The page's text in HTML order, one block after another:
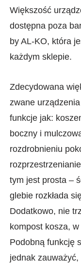
Większość
dostępna poza
by AL-KO, która
każdym sklepie.
Zdecydowana
zwane
funkcje jak:
boczny i
rozdrobnieniu
tym jest prosta –
glebie rozkłada
Dodatkowo, nie
kompost kosza,
Podobną funkcję
jednak